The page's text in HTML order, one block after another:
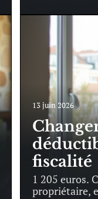
13 juin 2026
fiscalité
1 205 euros.
propriétaire,